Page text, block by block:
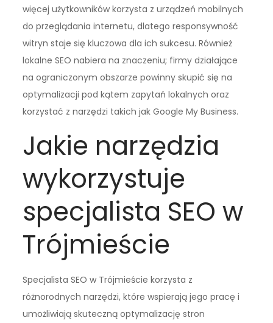
więcej użytkowników korzysta z urządzeń mobilnych
do przeglądania internetu, dlatego responsywność
witryn staje się kluczowa dla ich sukcesu. Również
lokalne SEO nabiera na znaczeniu; firmy działające
na ograniczonym obszarze powinny skupić się na
optymalizacji pod kątem zapytań lokalnych oraz
korzystać z narzędzi takich jak Google My Business.
Jakie narzędzia
wykorzystuje
specjalista SEO w
Trójmieście
Specjalista SEO w Trójmieście korzysta z
różnorodnych narzędzi, które wspierają jego pracę i
umożliwiają skuteczną optymalizację stron